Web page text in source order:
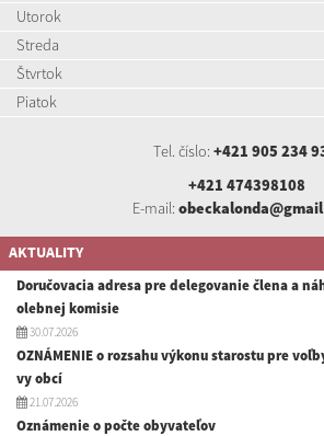
Utorok
Streda
Štvrtok
Piatok
Tel. číslo: +421 905 234
+421 474398108
E-mail:
AKTUALITY
Doručovacia adresa pre delegovanie člena a
olebnej komisie
30.07.2026
OZNÁMENIE o rozsahu výkonu starostu pre
vy obcí
21.07.2026
Oznámenie o počte obyvateľov